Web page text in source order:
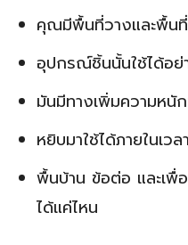
คุณมีพื้นที่วางและพื้นที่
อุปกรณ์ชิ้นนั้นใช้ได้อ
มันมีทางเพิ่มความหนั
หยิบมาใช้ได้ภายในเว
พื้นบ้าน ข้อต่อ และเพื่
ได้แค่ไหน